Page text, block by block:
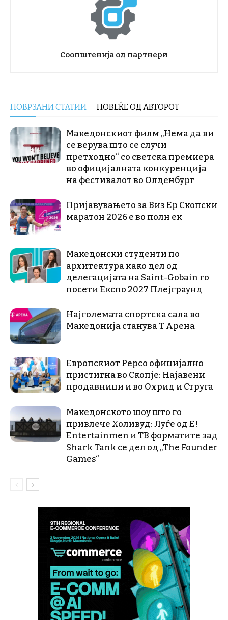
Соопштенија од партнери
ПОВРЗАНИ СТАТИИ ПОВЕЌЕ ОД АВТОРОТ
Македонскиот филм „Нема да ви
се верува што се случи
претходно“ со светска премиера
во официјалната конкуренција
на фестивалот во Олденбург
Пријавувањето за Виз Ер Скопски
маратон 2026 е во полн ек
Македонски студенти по
архитектура како дел од
делегацијата на Saint-Gobain го
посети Експо 2027 Плејграунд
Најголемата спортска сала во
Македонија станува Т Арена
Европскиот Pepco официјално
пристигна во Скопје: Најавени
продавници и во Охрид и Струга
Македонското шоу што го
привлече Холивуд: Луѓе од E!
Entertainmen и ТВ форматите зад
Shark Tank се дел од „The Founder
Games“